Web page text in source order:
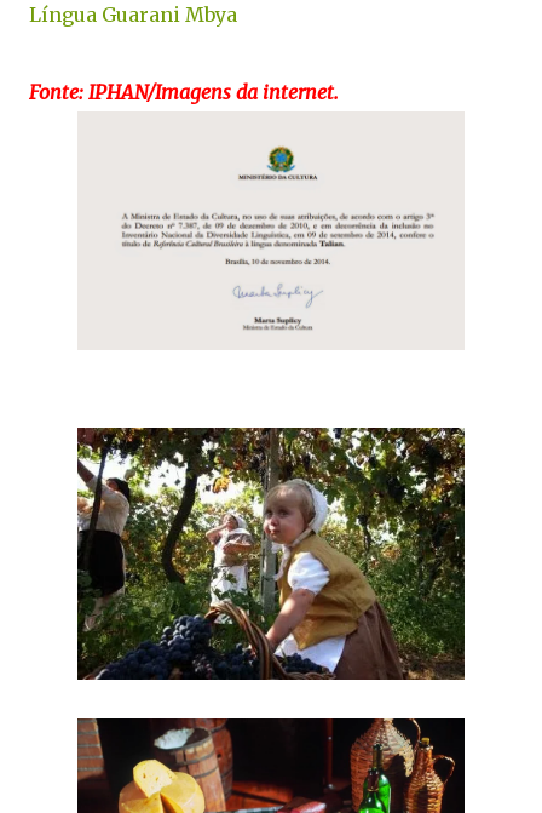
Língua Guarani Mbya
Fonte: IPHAN/Imagens da internet.